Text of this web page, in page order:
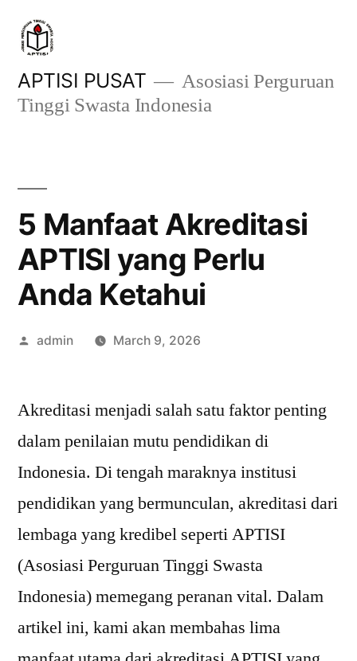
content
APTISI PUSAT
Asosiasi Perguruan
Tinggi Swasta Indonesia
5 Manfaat Akreditasi
APTISI yang Perlu
Anda Ketahui
Posted
admin March 9, 2026
Akreditasi menjadi salah satu faktor penting
dalam penilaian mutu pendidikan di
Indonesia. Di tengah maraknya institusi
pendidikan yang bermunculan, akreditasi dari
lembaga yang kredibel seperti APTISI
(Asosiasi Perguruan Tinggi Swasta
Indonesia) memegang peranan vital. Dalam
artikel ini, kami akan membahas lima